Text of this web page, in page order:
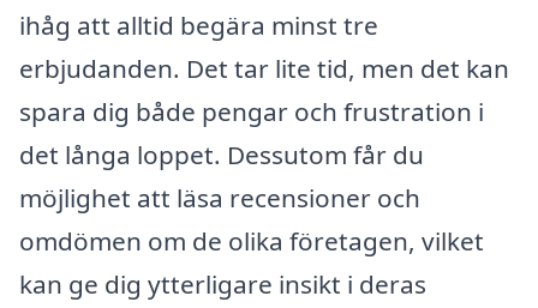
ihåg att alltid begära minst tre
erbjudanden. Det tar lite tid, men det kan
spara dig både pengar och frustration i
det långa loppet. Dessutom får du
möjlighet att läsa recensioner och
omdömen om de olika företagen, vilket
kan ge dig ytterligare insikt i deras